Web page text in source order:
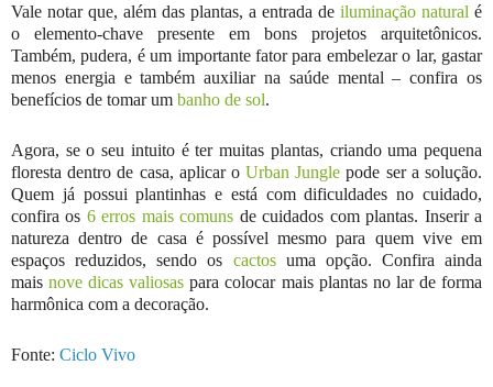
Vale notar que, além das plantas, a entrada de iluminação natural é
o elemento-chave presente em bons projetos arquitetônicos.
Também, pudera, é um importante fator para embelezar o lar, gastar
menos energia e também auxiliar na saúde mental – confira os
benefícios de tomar um banho de sol.
Agora, se o seu intuito é ter muitas plantas, criando uma pequena
floresta dentro de casa, aplicar oUrban Jungle pode ser a solução.
Quem já possui plantinhas e está com dificuldades no cuidado,
confira os 6 erros mais comuns de cuidados com plantas. Inserir a
natureza dentro de casa é possível mesmo para quem vive em
espaços reduzidos, sendo os cactosuma opção. Confira ainda
maisnove dicas valiosas para colocar mais plantas no lar de forma
harmônica com a decoração.
Fonte: Ciclo Vivo